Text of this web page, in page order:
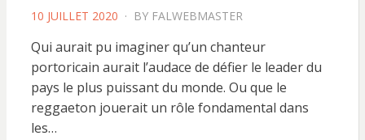
POSTED
10 JUILLET 2020 BY FALWEBMASTER
Qui aurait pu imaginer qu’un chanteur
portoricain aurait l’audace de défier le leader du
pays le plus puissant du monde. Ou que le
reggaeton jouerait un rôle fondamental dans
les…